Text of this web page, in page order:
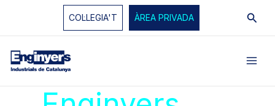
COL·LEGIA'T ÀREA PRIVADA